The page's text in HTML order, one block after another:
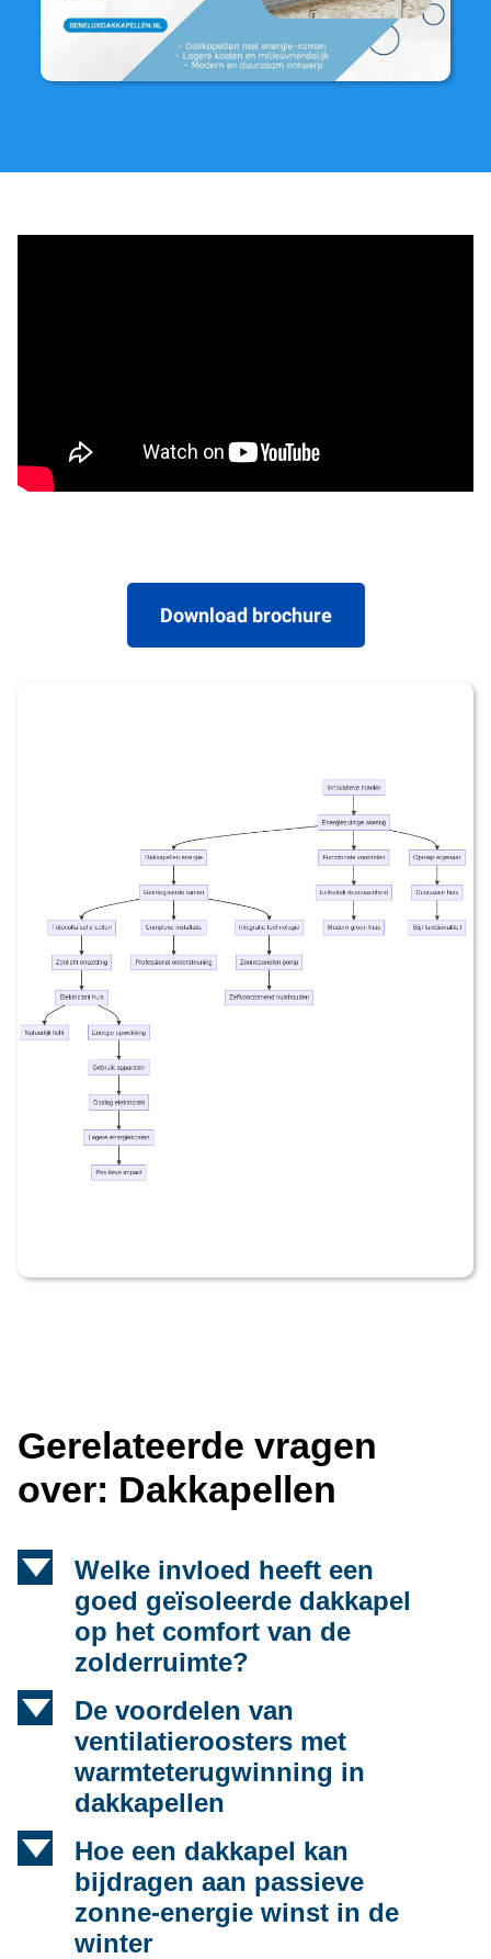
Download brochure
Gerelateerde vragen
over: Dakkapellen
d
Welke invloed heeft een
goed geïsoleerde dakkapel
op het comfort van de
zolderruimte?
d
De voordelen van
ventilatieroosters met
warmteterugwinning in
dakkapellen
d
Hoe een dakkapel kan
bijdragen aan passieve
zonne-energie winst in de
winter